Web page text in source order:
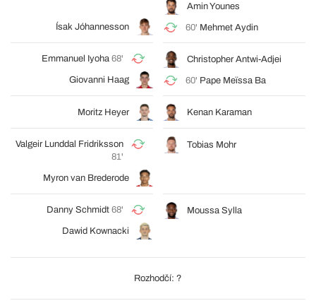
Ísak Jóhannesson
Amin Younes
60' Mehmet Aydin
Emmanuel Iyoha 68'
Giovanni Haag
Christopher Antwi-Adjei
60' Pape Meïssa Ba
Moritz Heyer Kenan Karaman
Valgeir Lunddal Fridriksson
81'
Myron van Brederode
Tobias Mohr
Danny Schmidt 68'
Dawid Kownacki
Moussa Sylla
Rozhodčí: ?